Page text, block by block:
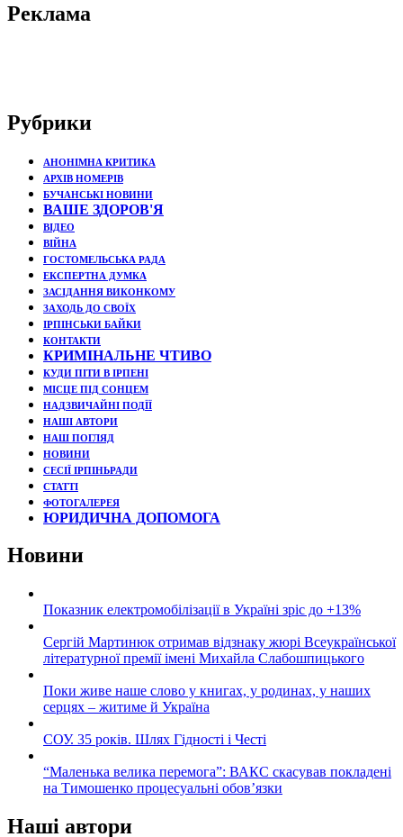
Реклама
Рубрики
АНОНІМНА КРИТИКА
АРХІВ НОМЕРІВ
БУЧАНСЬКІ НОВИНИ
ВАШЕ ЗДОРОВ'Я
ВІДЕО
ВІЙНА
ГОСТОМЕЛЬСЬКА РАДА
ЕКСПЕРТНА ДУМКА
ЗАСІДАННЯ ВИКОНКОМУ
ЗАХОДЬ ДО СВОЇХ
ІРПІНСЬКИ БАЙКИ
КОНТАКТИ
КРИМІНАЛЬНЕ ЧТИВО
КУДИ ПІТИ В ІРПЕНІ
МІСЦЕ ПІД СОНЦЕМ
НАДЗВИЧАЙНІ ПОДЇЇ
НАШІ АВТОРИ
НАШ ПОГЛЯД
НОВИНИ
СЕСІЇ ІРПІНЬРАДИ
СТАТТІ
ФОТОГАЛЕРЕЯ
ЮРИДИЧНА ДОПОМОГА
Новини
Показник електромобілізації в Україні зріс до +13%
Сергій Мартинюк отримав відзнаку жюрі Всеукраїнської
літературної премії імені Михайла Слабошпицького
Поки живе наше слово у книгах, у родинах, у наших
серцях – житиме й Україна
СОУ. 35 років. Шлях Гідності і Честі
“Маленька велика перемога”: ВАКС скасував покладені
на Тимошенко процесуальні обов’язки
Наші автори